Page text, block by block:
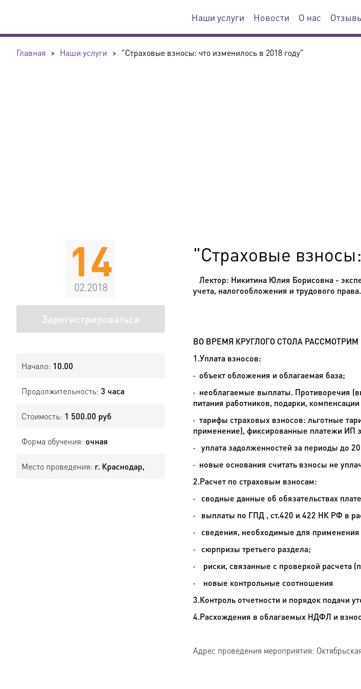
Наши услуги Новости О нас
Главная > Наши услуги > "Страховые взносы: что изменилось в 2018 году"
14
02.2018
Зарегистрироваться
Начало: 10.00
Продолжительность: 3 часа
Стоимость: 1 500.00 руб
Форма обучения: очная
Место проведения: г. Краснодар,
"Страховые
Лектор: Никитина Юлия Борисовна -
учета, налогообложения и трудового
ВО ВРЕМЯ КРУГЛОГО СТОЛА
1.Уплата взносов:
· объект обложения и облагаемая база;
· необлагаемые выплаты. Противоречия
питания работников, подарки, компенсации
· тарифы страховых взносов: льготные
применение), фиксированные платежи ИП
· уплата задолженностей за периоды до
· новые основания считать взносы не
2.Расчет по страховым взносам:
·
сводные данные об обязательствах
·
выплаты по ГПД , ст.420 и 422 НК РФ в
·
сведения, необходимые для
·
сюрпризы третьего раздела;
·
риски, связанные с проверкой расчета
·
новые контрольные соотношения
3.Контроль отчетности и порядок подачи
4.Расхождения в облагаемых НДФЛ и
Адрес проведения мероприятия: